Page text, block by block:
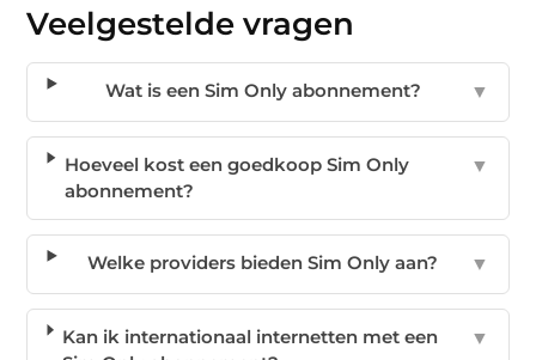
Veelgestelde vragen
Wat is een Sim Only abonnement? ▼
Hoeveel kost een goedkoop Sim Only
abonnement?
▼
Welke providers bieden Sim Only aan? ▼
Kan ik internationaal internetten met een
▼